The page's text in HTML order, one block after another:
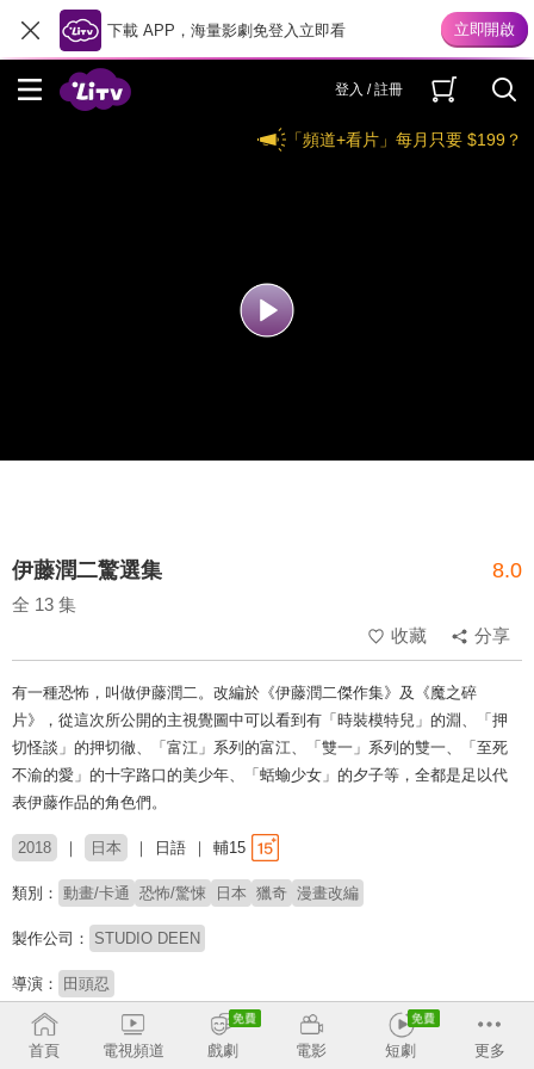
下載 APP，海量影劇免登入立即看
登入 / 註冊
「頻道+看片」每月只要 $199？
伊藤潤二驚選集 8.0
全 13 集
收藏
分享
有一種恐怖，叫做伊藤潤二。改編於《伊藤潤二傑作集》及《魔之碎
片》，從這次所公開的主視覺圖中可以看到有「時裝模特兒」的淵、「押
切怪談」的押切徹、「富江」系列的富江、「雙一」系列的雙一、「至死
不渝的愛」的十字路口的美少年、「蛞蝓少女」的夕子等，全都是足以代
表伊藤作品的角色們。
2018 日本 日語 輔15
類別： 動畫/卡通 恐怖/驚悚 日本 獵奇 漫畫改編
製作公司： STUDIO DEEN
導演： 田頭忍
配音： 下野紘 名塚佳織 末柄里惠 小山茉美 三ツ矢雄二
首頁 電視頻道 戲劇 電影 短劇 更多